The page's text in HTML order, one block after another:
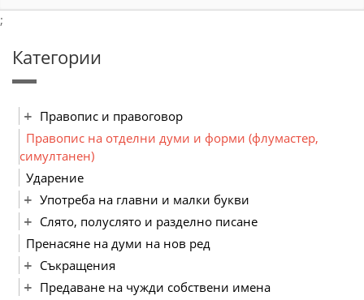
;
Категории
Правопис и правоговор
Правопис на отделни думи и форми (флумастер,
симултанен)
Ударение
Употреба на главни и малки букви
Слято, полуслято и разделно писане
Пренасяне на думи на нов ред
Съкращения
Предаване на чужди собствени имена